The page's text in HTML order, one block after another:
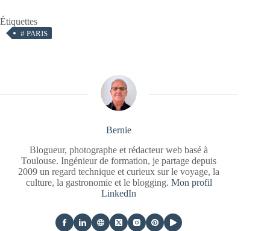
Étiquettes
# PARIS
Bernie
Blogueur, photographe et rédacteur web basé à
Toulouse. Ingénieur de formation, je partage depuis
2009 un regard technique et curieux sur le voyage, la
culture, la gastronomie et le blogging. Mon profil
LinkedIn